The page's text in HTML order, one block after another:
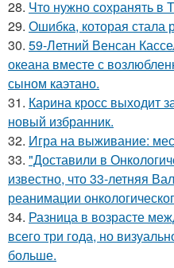
28. Что нужно сохранять в
29. Ошибка, которая стала
30. 59-Летний Венсан
океана вместе с
сыном каэтано.
31. Карина кросс выходит
новый избранник.
32. Игра на выживание:
33. "Доставили в
известно, что 33-летняя
реанимации
34. Разница в возрасте
всего три года, но
больше.